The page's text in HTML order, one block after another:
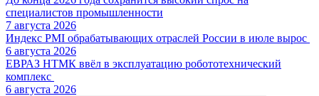
специалистов промышленности
7 августа 2026
Индекс PMI обрабатывающих отраслей России в июле вырос
6 августа 2026
ЕВРАЗ НТМК ввёл в эксплуатацию робототехнический
комплекс
6 августа 2026